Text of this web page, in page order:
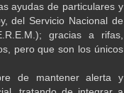
ayudas de particulares y
del Servicio Nacional de
gracias a rifas,
pero que son los únicos
de mantener alerta y